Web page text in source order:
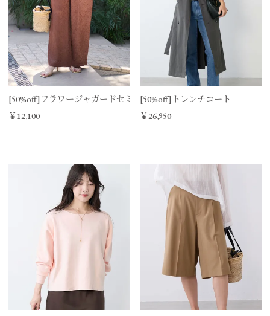
[50%off]フラワージャガードセミワイドパンツ
￥12,100
[50%off]トレンチコート
￥26,950